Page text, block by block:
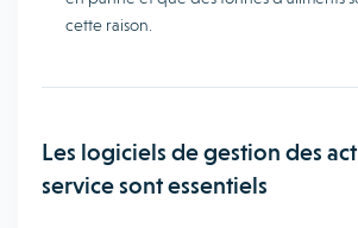
cette raison.
Les logiciels de gestion des
service sont essentiels